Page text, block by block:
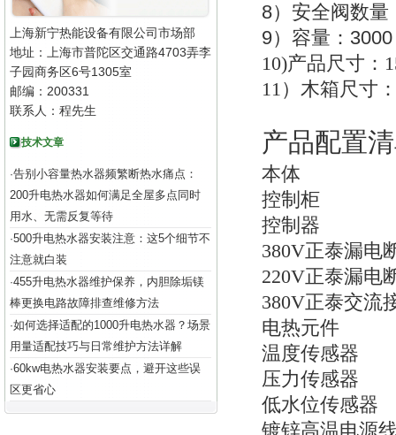
上海新宁热能设备有限公司市场部
地址：上海市普陀区交通路4703弄李
子园商务区6号1305室
邮编：200331
联系人：程先生
技术文章
·告别小容量热水器频繁断热水痛点：
200升电热水器如何满足全屋多点同时
用水、无需反复等待
·500升电热水器安装注意：这5个细节不
注意就白装
·455升电热水器维护保养，内胆除垢镁
棒更换电路故障排查维修方法
·如何选择适配的1000升电热水器？场景
用量适配技巧与日常维护方法详解
·60kw电热水器安装要点，避开这些误
区更省心
8）安全阀数量
9）容量：
10)产品尺寸：
11）木箱尺寸
产品配置
本体
控制柜
控制器
380V正泰漏电
220V正泰漏电
380V正泰交流
电热元件
温度传感器
压力传感器
低水位传感器
镀锌高温电源